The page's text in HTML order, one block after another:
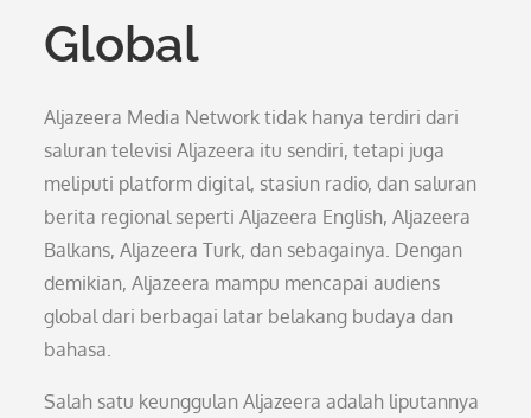
Global
Aljazeera Media Network tidak hanya terdiri dari
saluran televisi Aljazeera itu sendiri, tetapi juga
meliputi platform digital, stasiun radio, dan saluran
berita regional seperti Aljazeera English, Aljazeera
Balkans, Aljazeera Turk, dan sebagainya. Dengan
demikian, Aljazeera mampu mencapai audiens
global dari berbagai latar belakang budaya dan
bahasa.
Salah satu keunggulan Aljazeera adalah liputannya